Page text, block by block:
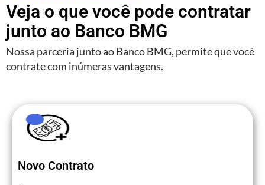
Veja o que você pode contratar
junto ao Banco BMG
Nossa parceria junto ao Banco BMG, permite que você
contrate com inúmeras vantagens.
Novo Contrato